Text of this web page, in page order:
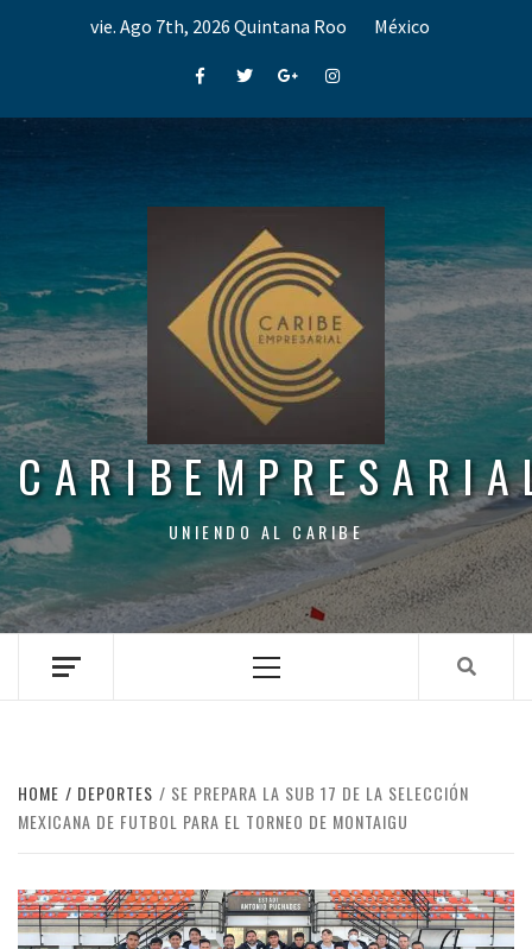
vie. Ago 7th, 2026 Quintana Roo México
FacebookTwitterGoogle+Instagram
UNIENDO AL CARIBE
Menu
HOME DEPORTES
SE PREPARA LA SUB 17 DE LA SELECCIÓN
MEXICANA DE FUTBOL PARA EL TORNEO DE MONTAIGU